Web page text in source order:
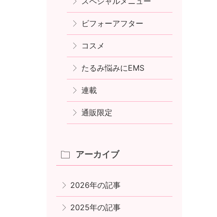
ビフォーアフター
コスメ
たるみ悩みにEMS
連載
通販限定
アーカイブ
2026年の記事
2025年の記事